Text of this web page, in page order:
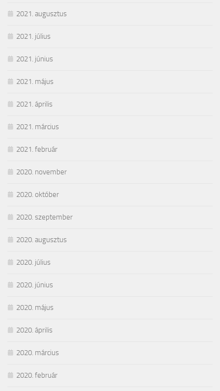
2021. augusztus
2021. július
2021. június
2021. május
2021. április
2021. március
2021. február
2020. november
2020. október
2020. szeptember
2020. augusztus
2020. július
2020. június
2020. május
2020. április
2020. március
2020. február